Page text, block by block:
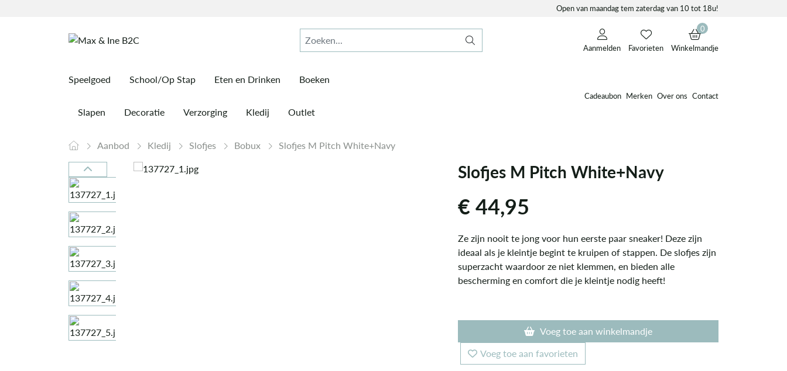
Open van maandag tem zaterdag van 10 tot 18u!
Aanmelden Favorieten
0
Winkelmandje
Speelgoed School/Op Stap Eten en Drinken Boeken
Slapen Decoratie Verzorging Kledij Outlet
Cadeaubon Merken Over ons Contact
Aanbod Kledij Slofjes Bobux Slofjes M Pitch White+Navy
Slofjes M Pitch White+Navy
€44,95
Ze zijn nooit te jong voor hun eerste paar sneaker! Deze zijn
ideaal als je kleintje begint te kruipen of stappen. De slofjes zijn
superzacht waardoor ze niet klemmen, en bieden alle
bescherming en comfort die je kleintje nodig heeft!
Voeg toe aan winkelmandje
Voeg toe aan favorieten